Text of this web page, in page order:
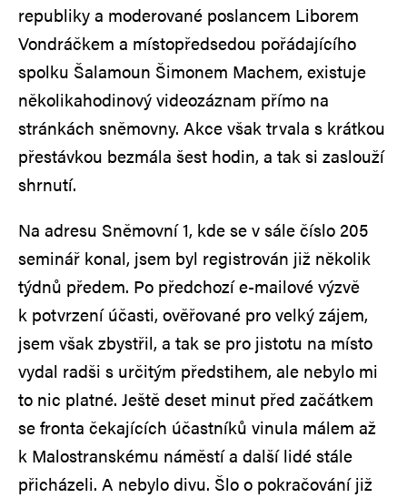
republiky a moderované poslancem Liborem
Vondráčkem a místopředsedou pořádajícího
spolku Šalamoun Šimonem Machem, existuje
několikahodinový videozáznam přímo na
stránkách sněmovny. Akce však trvala s krátkou
přestávkou bezmála šest hodin, a tak si zaslouží
shrnutí.
Na adresu Sněmovní 1, kde se v sále číslo 205
seminář konal, jsem byl registrován již několik
týdnů předem. Po předchozí e-mailové výzvě
k potvrzení účasti, ověřované pro velký zájem,
jsem však zbystřil, a tak se pro jistotu na místo
vydal radši s určitým předstihem, ale nebylo mi
to nic platné. Ještě deset minut před začátkem
se fronta čekajících účastníků vinula málem až
k Malostranskému náměstí a další lidé stále
přicházeli. A nebylo divu. Šlo o pokračování již